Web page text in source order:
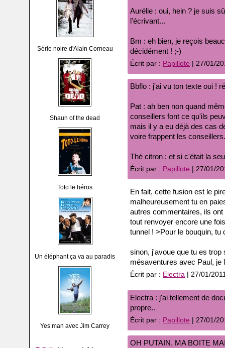
Série noire d'Alain Corneau
Shaun of the dead
Toto le héros
Un éléphant ça va au paradis
Yes man avec Jim Carrey
Aurélie : oui, hein ? je suis
l'écrivant...
Bm : eh bien, je reçois
décidément ! ;-)
Écrit par : Papillote | 27/01/
Bbflo : j'ai vu ton texte oui !
Pat : ah ben non quand
conseillers font ce qu'ils
mais il y a eu déjà des cas
voire frappent les
Thé citron : et si c'était la
Écrit par : Papillote | 27/01/
En fait, cette fusion est le
malheureusement tu en
autres commentaires, ils
tout renvoyer encore une
tunnel ! >Pour le bouquin, tu
sinon, j'avoue que tu es
mésaventures avec Paul, je
Écrit par : Electra | 27/01/
Electra : j'ai tellement de
propre..
Écrit par : Papillote | 27/01/
OH PUTAIN. MA BOITE